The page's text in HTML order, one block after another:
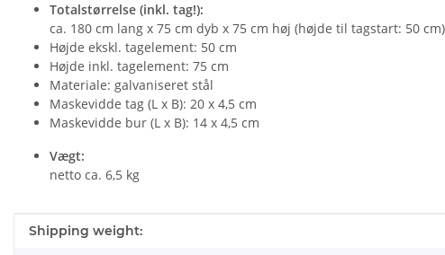
Totalstørrelse (inkl. tag!):
ca. 180 cm lang x 75 cm dyb x 75 cm høj (højde til tagstart: 50 cm)
Højde ekskl. tagelement: 50 cm
Højde inkl. tagelement: 75 cm
Materiale: galvaniseret stål
Maskevidde tag (L x B): 20 x 4,5 cm
Maskevidde bur (L x B): 14 x 4,5 cm
Vægt:
netto ca. 6,5 kg
#productDetails.itemInformation#
#productDetails.itemValue#
Shipping weight: